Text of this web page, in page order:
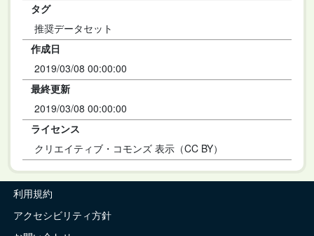
タグ
推奨データセット
作成日
2019/03/08 00:00:00
最終更新
2019/03/08 00:00:00
ライセンス
クリエイティブ・コモンズ 表示（CC BY）
利用規約
アクセシビリティ方針